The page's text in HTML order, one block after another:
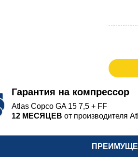
Гарантия на компрессор
Atlas Copco GA 15 7,5 + FF
12 МЕСЯЦЕВ от производителя